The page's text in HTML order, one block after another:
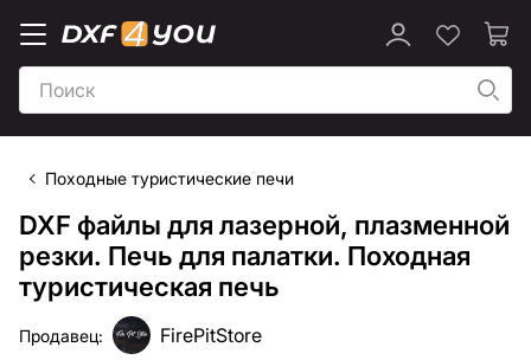
Походные туристические печи
DXF файлы для лазерной, плазменной
резки. Печь для палатки. Походная
туристическая печь
Продавец: FirePitStore